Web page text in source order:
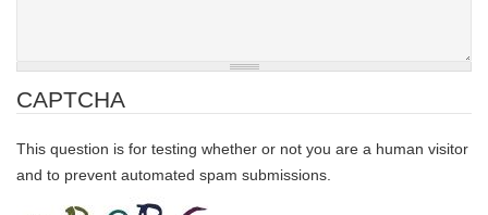
CAPTCHA
This question is for testing whether or not you are a human visitor
and to prevent automated spam submissions.